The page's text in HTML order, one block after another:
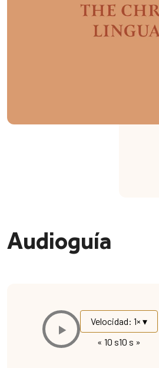
Audioguía
Velocidad: 1× ▾
« 10 s10 s »